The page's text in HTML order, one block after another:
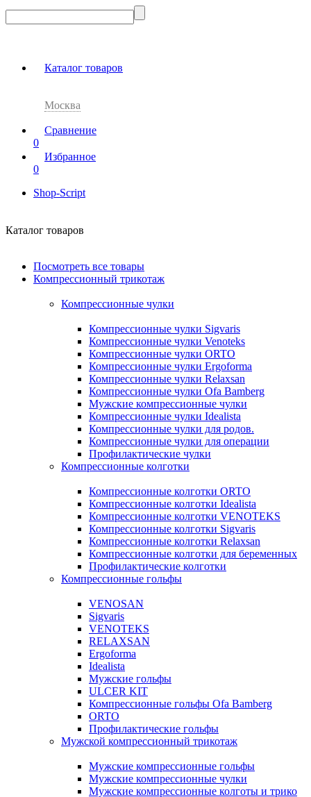
Каталог товаров
Москва
Сравнение
0
Избранное
0
Shop-Script
Каталог товаров
Посмотреть все товары
Компрессионный трикотаж
Компрессионные чулки
Компрессионные чулки Sigvaris
Компрессионные чулки Venoteks
Компрессионные чулки ORTO
Компрессионные чулки Ergoforma
Компрессионные чулки Relaxsan
Компрессионные чулки Ofa Bamberg
Мужские компрессионные чулки
Компрессионные чулки Idealista
Компрессионные чулки для родов.
Компрессионные чулки для операции
Профилактические чулки
Компрессионные колготки
Компрессионные колготки ORTO
Компрессионные колготки Idealista
Компрессионные колготки VENOTEKS
Компрессионные колготки Sigvaris
Компрессионные колготки Relaxsan
Компрессионные колготки для беременных
Профилактические колготки
Компрессионные гольфы
VENOSAN
Sigvaris
VENOTEKS
RELAXSAN
Ergoforma
Idealista
Мужские гольфы
ULCER KIT
Компрессионные гольфы Ofa Bamberg
ORTO
Профилактические гольфы
Мужской компрессионный трикотаж
Мужские компрессионные гольфы
Мужские компрессионные чулки
Мужские компрессионные колготы и трико